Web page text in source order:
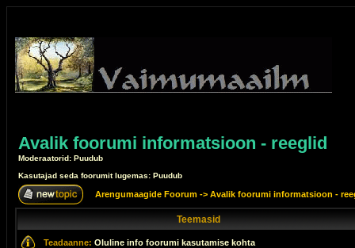
Avalik foorumi informatsioon - reeglid
Moderaatorid: Puudub
Kasutajad seda foorumit lugemas: Puudub
Arengumaagide Foorum -> Avalik foorumi informatsioon -
Teemasid
Teadaanne: Oluline info foorumi kasutamise kohta